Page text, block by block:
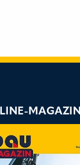
MAGAZIN